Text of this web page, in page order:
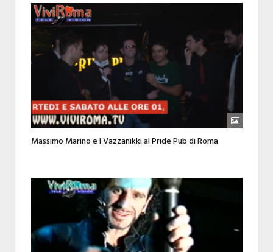
Massimo Marino e I Vazzanikki al Pride Pub di Roma